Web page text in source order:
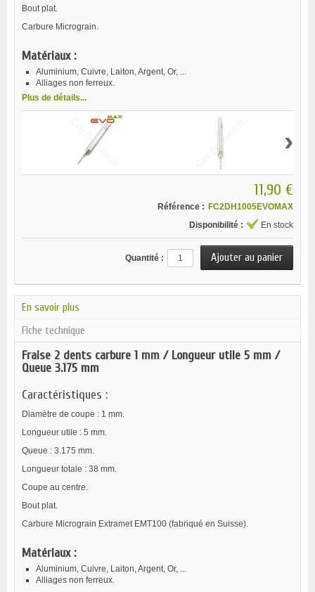
Bout plat.
Carbure Micrograin.
Matériaux :
Aluminium, Cuivre, Laiton, Argent, Or, ...
Alliages non ferreux.
Plus de détails...
›
11,90 €
Référence : FC2DH1005EVOMAX
Disponibilité :
En stock
Quantité :
En savoir plus
Fiche technique
Fraise 2 dents carbure 1 mm / Longueur utile 5 mm /
Queue 3.175 mm
Caractéristiques :
Diamètre de coupe : 1 mm.
Longueur utile : 5 mm.
Queue : 3.175 mm.
Longueur totale : 38 mm.
Coupe au centre.
Bout plat.
Carbure Micrograin Extramet EMT100 (fabriqué en Suisse).
Matériaux :
Aluminium, Cuivre, Laiton, Argent, Or, ...
Alliages non ferreux.